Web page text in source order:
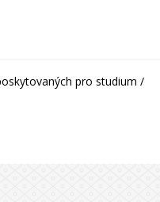
pro studium /